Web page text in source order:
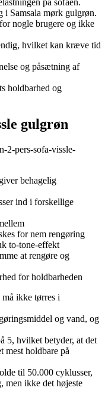
på sofaen.
Samsala mørk gulgrøn.
nogle brugere og ikke
hvilket kan kræve tid
og påsætning af
holdbarhed og
gulgrøn
2-pers-sofa-vissle-
behagelig
ind i forskellige
for nem rengøring
to-tone-effekt
at rengøre og
for holdbarheden
ikke tørres i
og vand, og
5, hvilket betyder, at det
mest holdbare på
til 50.000 cyklusser,
ikke det højeste